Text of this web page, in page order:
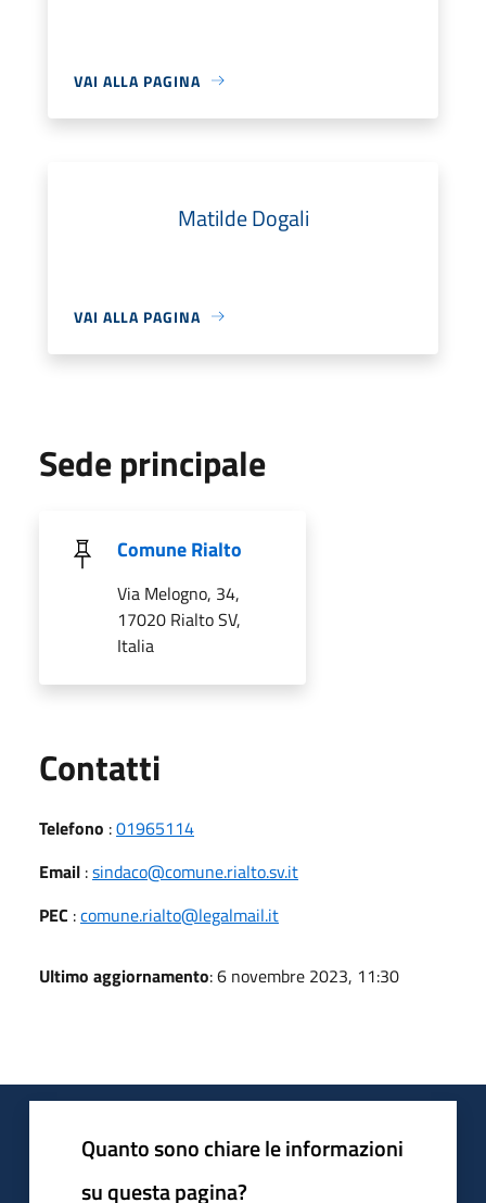
VAI ALLA PAGINA
Matilde Dogali
VAI ALLA PAGINA
Sede principale
Comune Rialto
Via Melogno, 34,
17020 Rialto SV,
Italia
Contatti
Telefono :01965114
Email :sindaco@comune.rialto.sv.it
PEC :comune.rialto@legalmail.it
Ultimo aggiornamento: 6 novembre 2023, 11:30
Quanto sono chiare le informazioni
su questa pagina?